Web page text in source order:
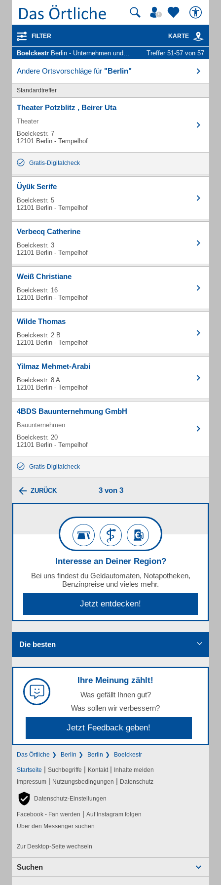
FILTER KARTE
Boelckestr Berlin - Unternehmen und Personen Treffer 51-57 von 57
Andere Ortsvorschläge für "Berlin"
Standardtreffer
Theater Potzblitz , Beirer Uta
Theater
Boelckestr. 7
12101 Berlin - Tempelhof
Gratis-Digitalcheck
Üyük Serife
Boelckestr. 5
12101 Berlin - Tempelhof
Verbecq Catherine
Boelckestr. 3
12101 Berlin - Tempelhof
Weiß Christiane
Boelckestr. 16
12101 Berlin - Tempelhof
Wilde Thomas
Boelckestr. 2 B
12101 Berlin - Tempelhof
Yilmaz Mehmet-Arabi
Boelckestr. 8 A
12101 Berlin - Tempelhof
4BDS Bauunternehmung GmbH
Bauunternehmen
Boelckestr. 20
12101 Berlin - Tempelhof
Gratis-Digitalcheck
ZURÜCK 3 von 3
Interesse an Deiner Region?
Bei uns findest du Geldautomaten, Notapotheken,
Benzinpreise und vieles mehr.
Jetzt entdecken!
Die besten
Ihre Meinung zählt!
Was gefällt Ihnen gut?
Was sollen wir verbessern?
Jetzt Feedback geben!
Das Örtliche Berlin Berlin Boelckestr
Startseite | Suchbegriffe | Kontakt | Inhalte melden
Impressum | Nutzungsbedingungen | Datenschutz
Datenschutz-Einstellungen
Facebook - Fan werden | Auf Instagram folgen
Über den Messenger suchen
Zur Desktop-Seite wechseln
Suchen